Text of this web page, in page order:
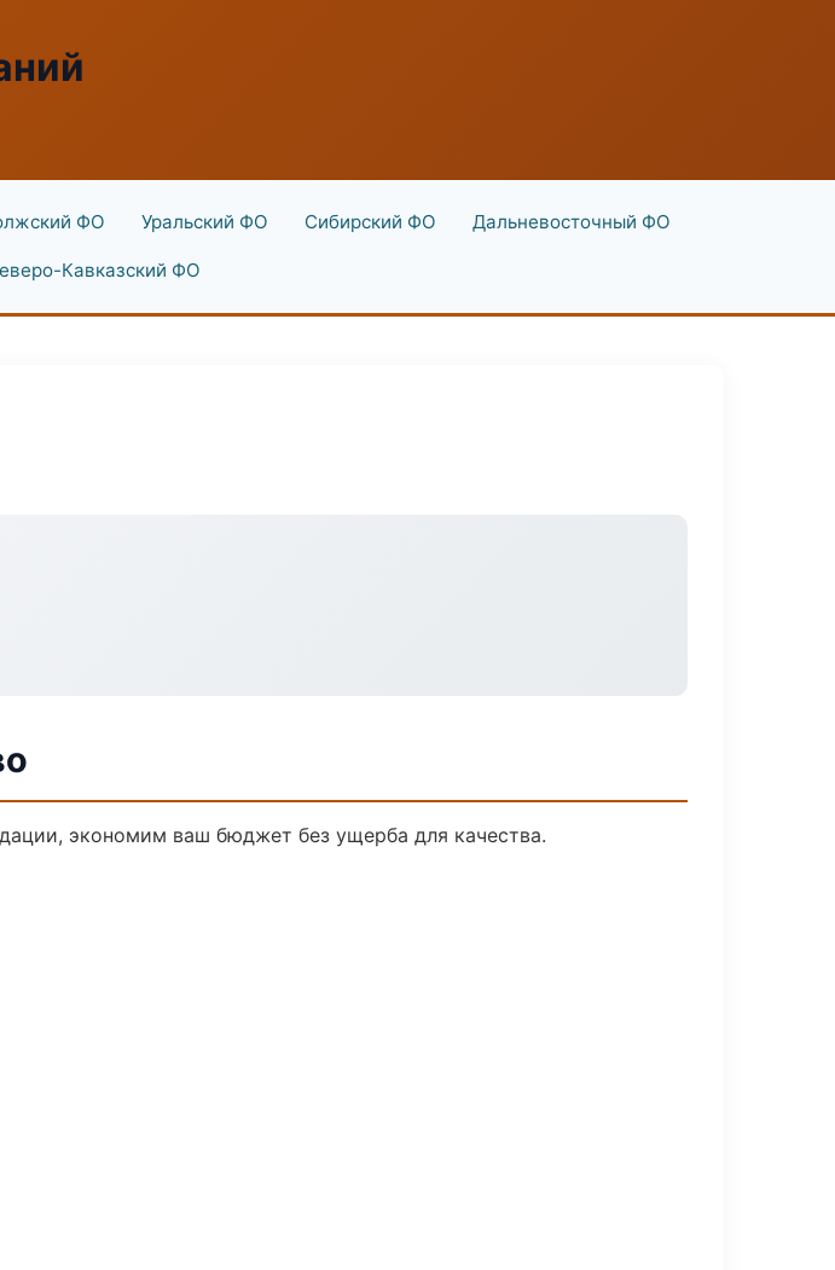
ФО Уральский ФО Сибирский ФО Дальневосточный ФО
Кавказский ФО
экономим ваш бюджет без ущерба для качества.